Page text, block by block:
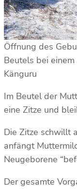
Öffnung des
Beutels bei
Känguru
Im Beutel der
eine Zitze und
Die Zitze schwillt
anfängt
Neugeborene
Der gesamte